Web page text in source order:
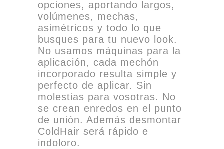
opciones, aportando largos,
volúmenes, mechas,
asimétricos y todo lo que
busques para tu nuevo look.
No usamos máquinas para la
aplicación, cada mechón
incorporado resulta simple y
perfecto de aplicar. Sin
molestias para vosotras. No
se crean enredos en el punto
de unión. Además desmontar
ColdHair será rápido e
indoloro.